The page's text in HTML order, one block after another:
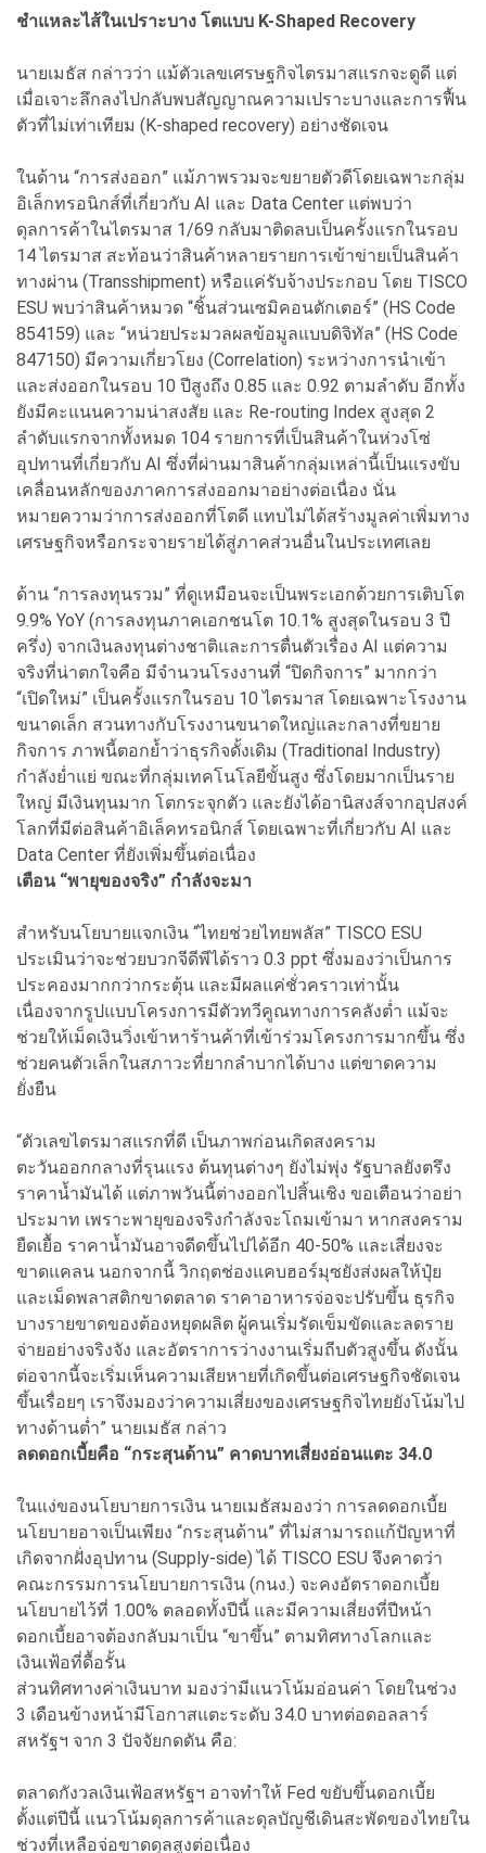
ชำแหละไส้ในเปราะบาง โตแบบ K-Shaped Recovery
นายเมธัส กล่าวว่า แม้ตัวเลขเศรษฐกิจไตรมาสแรกจะดูดี แต่
เมื่อเจาะลึกลงไปกลับพบสัญญาณความเปราะบางและการฟื้น
ตัวที่ไม่เท่าเทียม (K-shaped recovery) อย่างชัดเจน
ในด้าน “การส่งออก” แม้ภาพรวมจะขยายตัวดีโดยเฉพาะกลุ่ม
อิเล็กทรอนิกส์ที่เกี่ยวกับ AI และ Data Center แต่พบว่า
ดุลการค้าในไตรมาส 1/69 กลับมาติดลบเป็นครั้งแรกในรอบ
14 ไตรมาส สะท้อนว่าสินค้าหลายรายการเข้าข่ายเป็นสินค้า
ทางผ่าน (Transshipment) หรือแค่รับจ้างประกอบ โดย TISCO
ESU พบว่าสินค้าหมวด “ชิ้นส่วนเซมิคอนดักเตอร์” (HS Code
854159) และ “หน่วยประมวลผลข้อมูลแบบดิจิทัล” (HS Code
847150) มีความเกี่ยวโยง (Correlation) ระหว่างการนำเข้า
และส่งออกในรอบ 10 ปีสูงถึง 0.85 และ 0.92 ตามลำดับ อีกทั้ง
ยังมีคะแนนความน่าสงสัย และ Re-routing Index สูงสุด 2
ลำดับแรกจากทั้งหมด 104 รายการที่เป็นสินค้าในห่วงโซ่
อุปทานที่เกี่ยวกับ AI ซึ่งที่ผ่านมาสินค้ากลุ่มเหล่านี้เป็นแรงขับ
เคลื่อนหลักของภาคการส่งออกมาอย่างต่อเนื่อง นั่น
หมายความว่าการส่งออกที่โตดี แทบไม่ได้สร้างมูลค่าเพิ่มทาง
เศรษฐกิจหรือกระจายรายได้สู่ภาคส่วนอื่นในประเทศเลย
ด้าน “การลงทุนรวม” ที่ดูเหมือนจะเป็นพระเอกด้วยการเติบโต
9.9% YoY (การลงทุนภาคเอกชนโต 10.1% สูงสุดในรอบ 3 ปี
ครึ่ง) จากเงินลงทุนต่างชาติและการตื่นตัวเรื่อง AI แต่ความ
จริงที่น่าตกใจคือ มีจำนวนโรงงานที่ “ปิดกิจการ” มากกว่า
“เปิดใหม่” เป็นครั้งแรกในรอบ 10 ไตรมาส โดยเฉพาะโรงงาน
ขนาดเล็ก สวนทางกับโรงงานขนาดใหญ่และกลางที่ขยาย
กิจการ ภาพนี้ตอกย้ำว่าธุรกิจดั้งเดิม (Traditional Industry)
กำลังย่ำแย่ ขณะที่กลุ่มเทคโนโลยีขั้นสูง ซึ่งโดยมากเป็นราย
ใหญ่ มีเงินทุนมาก โตกระจุกตัว และยังได้อานิสงส์จากอุปสงค์
โลกที่มีต่อสินค้าอิเล็คทรอนิกส์ โดยเฉพาะที่เกี่ยวกับ AI และ
Data Center ที่ยังเพิ่มขึ้นต่อเนื่อง
เตือน “พายุของจริง” กำลังจะมา
สำหรับนโยบายแจกเงิน “ไทยช่วยไทยพลัส” TISCO ESU
ประเมินว่าจะช่วยบวกจีดีพีได้ราว 0.3 ppt ซึ่งมองว่าเป็นการ
ประคองมากกว่ากระตุ้น และมีผลแค่ชั่วคราวเท่านั้น
เนื่องจากรูปแบบโครงการมีตัวทวีคูณทางการคลังต่ำ แม้จะ
ช่วยให้เม็ดเงินวิ่งเข้าหาร้านค้าที่เข้าร่วมโครงการมากขึ้น ซึ่ง
ช่วยคนตัวเล็กในสภาวะที่ยากลำบากได้บาง แต่ขาดความ
ยั่งยืน
“ตัวเลขไตรมาสแรกที่ดี เป็นภาพก่อนเกิดสงคราม
ตะวันออกกลางที่รุนแรง ต้นทุนต่างๆ ยังไม่พุ่ง รัฐบาลยังตรึง
ราคาน้ำมันได้ แต่ภาพวันนี้ต่างออกไปสิ้นเชิง ขอเตือนว่าอย่า
ประมาท เพราะพายุของจริงกำลังจะโถมเข้ามา หากสงคราม
ยืดเยื้อ ราคาน้ำมันอาจดีดขึ้นไปได้อีก 40-50% และเสี่ยงจะ
ขาดแคลน นอกจากนี้ วิกฤตช่องแคบฮอร์มุซยังส่งผลให้ปุ๋ย
และเม็ดพลาสติกขาดตลาด ราคาอาหารจ่อจะปรับขึ้น ธุรกิจ
บางรายขาดของต้องหยุดผลิต ผู้คนเริ่มรัดเข็มขัดและลดราย
จ่ายอย่างจริงจัง และอัตราการว่างงานเริ่มถีบตัวสูงขึ้น ดังนั้น
ต่อจากนี้จะเริ่มเห็นความเสียหายที่เกิดขึ้นต่อเศรษฐกิจชัดเจน
ขึ้นเรื่อยๆ เราจึงมองว่าความเสี่ยงของเศรษฐกิจไทยยังโน้มไป
ทางด้านต่ำ” นายเมธัส กล่าว
ลดดอกเบี้ยคือ “กระสุนด้าน” คาดบาทเสี่ยงอ่อนแตะ 34.0
ในแง่ของนโยบายการเงิน นายเมธัสมองว่า การลดดอกเบี้ย
นโยบายอาจเป็นเพียง “กระสุนด้าน” ที่ไม่สามารถแก้ปัญหาที่
เกิดจากฝั่งอุปทาน (Supply-side) ได้ TISCO ESU จึงคาดว่า
คณะกรรมการนโยบายการเงิน (กนง.) จะคงอัตราดอกเบี้ย
นโยบายไว้ที่ 1.00% ตลอดทั้งปีนี้ และมีความเสี่ยงที่ปีหน้า
ดอกเบี้ยอาจต้องกลับมาเป็น “ขาขึ้น” ตามทิศทางโลกและ
เงินเฟ้อที่ดื้อรั้น
ส่วนทิศทางค่าเงินบาท มองว่ามีแนวโน้มอ่อนค่า โดยในช่วง
3 เดือนข้างหน้ามีโอกาสแตะระดับ 34.0 บาทต่อดอลลาร์
สหรัฐฯ จาก 3 ปัจจัยกดดัน คือ:
ตลาดกังวลเงินเฟ้อสหรัฐฯ อาจทำให้ Fed ขยับขึ้นดอกเบี้ย
ตั้งแต่ปีนี้ แนวโน้มดุลการค้าและดุลบัญชีเดินสะพัดของไทยใน
ช่วงที่เหลือจ่อขาดดุลสูงต่อเนื่อง